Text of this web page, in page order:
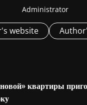
Administrator
website
квартиры